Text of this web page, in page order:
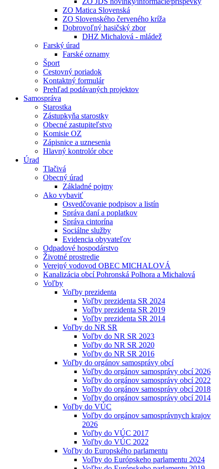
ZO Matica Slovenská
ZO Slovenského červeného kríža
Dobrovoľný hasičský zbor
DHZ Michalová - mládež
Farský úrad
Farské oznamy
Šport
Cestovný poriadok
Kontaktný formulár
Prehľad podávaných projektov
Samospráva
Starostka
Zástupkyňa starostky
Obecné zastupiteľstvo
Komisie OZ
Zápisnice a uznesenia
Hlavný kontrolór obce
Úrad
Tlačivá
Obecný úrad
Základné pojmy
Ako vybaviť
Osvedčovanie podpisov a listín
Správa daní a poplatkov
Správa cintorína
Sociálne služby
Evidencia obyvateľov
Odpadové hospodárstvo
Životné prostredie
Verejný vodovod OBEC MICHALOVÁ
Kanalizácia obcí Pohronská Polhora a Michalová
Voľby
Voľby prezidenta
Voľby prezidenta SR 2024
Voľby prezidenta SR 2019
Voľby prezidenta SR 2014
Voľby do NR SR
Voľby do NR SR 2023
Voľby do NR SR 2020
Voľby do NR SR 2016
Voľby do orgánov samosprávy obcí
Voľby do orgánov samosprávy obcí 2026
Voľby do orgánov samosprávy obcí 2022
Voľby do orgánov samosprávy obcí 2018
Voľby do orgánov samosprávy obcí 2014
Voľby do VÚC
Voľby do orgánov samosprávnych krajov
2026
Voľby do VÚC 2017
Voľby do VÚC 2022
Voľby do Europského parlamentu
Voľby do Európskeho parlamentu 2024